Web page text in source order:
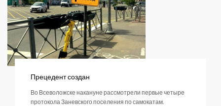
Прецедент создан
Во Всеволожске накануне рассмотрели первые четыре
протокола Заневского поселения по самокатам.